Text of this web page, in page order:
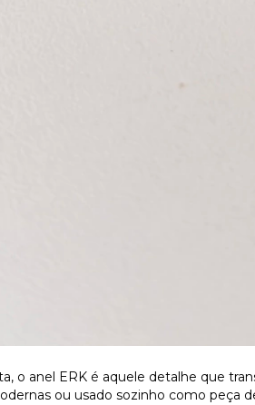
o anel ERK é aquele detalhe que
ou usado sozinho como peça